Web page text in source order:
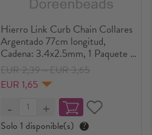
Hierro Link Curb Chain Collares
Argentado 77cm longitud,
Cadena: 3.4x2.5mm, 1 Paquete (
12 Unidades/Paquete)
EUR 2,39～EUR 3,65
EUR 1,65
Solo 1 disponible(s) ?